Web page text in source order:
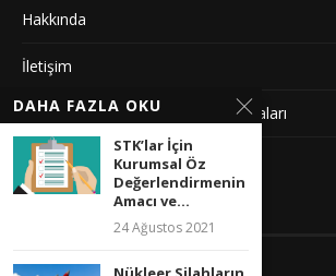
Hakkında
İletişim
Gizlilik Sözleşmesi ve Yayın Politikaları
Künye
YAYIN İLKELERIMIZ
DAHA FAZLA OKU
STK’lar İçin
Kurumsal Öz
Değerlendirmenin
Amacı ve...
24 Ağustos 2021